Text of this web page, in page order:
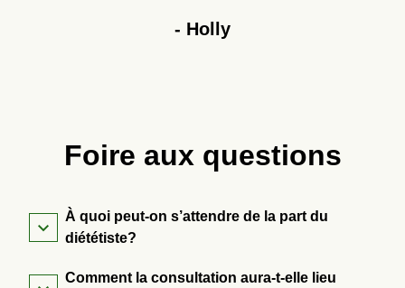
- Holly
Foire aux questions
À quoi peut-on s’attendre de la part du
diététiste?
Comment la consultation aura-t-elle lieu